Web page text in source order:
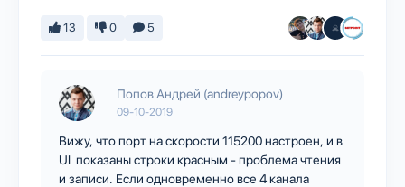
13 0 5
Попов Андрей (andreypopov)
09-10-2019
Вижу, что порт на скорости 115200 настроен, и в
UI показаны строки красным - проблема чтения
и записи. Если одновременно все 4 канала